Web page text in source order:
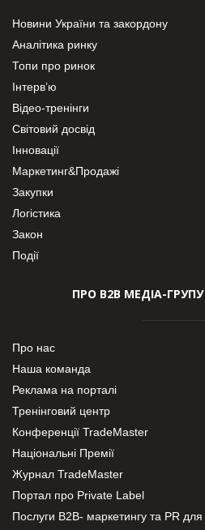
Новини України та закордону
Аналітика ринку
Топи про ринок
Інтерв’ю
Відео-тренінги
Світовий досвід
Інновації
Маркетинг&Продажі
Закупки
Логістика
Закон
Події
ПРО В2В МЕДІА-ГРУПУ
Про нас
Наша команда
Реклама на порталі
Тренінговий центр
Конференції TradeMaster
Національні Премії
Журнал TradeMaster
Портал про Private Label
Послуги В2В- маркетингу та PR для